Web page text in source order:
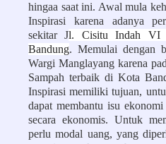
hingaa saat ini. Awal mula
Inspirasi karena adanya
sekitar Jl. Cisitu Indah VI
Bandung. Memulai dengan
Wargi Manglayang karena
Sampah terbaik di Kota
Inspirasi memiliki tujuan,
dapat membantu isu
secara ekonomis. Untuk
perlu modal uang, yang